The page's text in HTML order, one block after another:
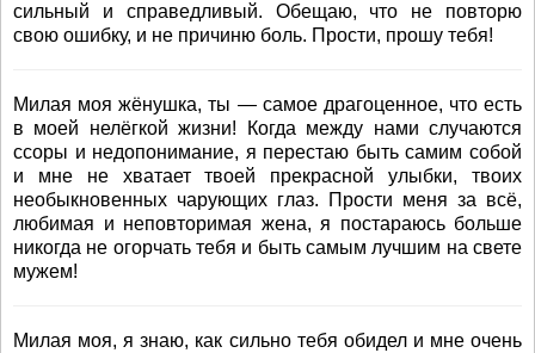
сильный и справедливый. Обещаю, что не повторю
свою ошибку, и не причиню боль. Прости, прошу тебя!
Милая моя жёнушка, ты — самое драгоценное, что есть
в моей нелёгкой жизни! Когда между нами случаются
ссоры и недопонимание, я перестаю быть самим собой
и мне не хватает твоей прекрасной улыбки, твоих
необыкновенных чарующих глаз. Прости меня за всё,
любимая и неповторимая жена, я постараюсь больше
никогда не огорчать тебя и быть самым лучшим на свете
мужем!
Милая моя, я знаю, как сильно тебя обидел и мне очень